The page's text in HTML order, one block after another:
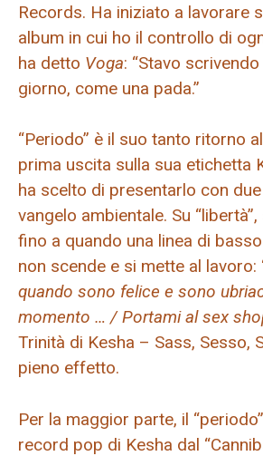
Records. Ha iniziato a lavorare
album in cui ho il controllo di
ha detto Voga: “Stavo
giorno, come una pada.”
“Periodo” è il suo tanto ritorno
prima uscita sulla sua etichetta
ha scelto di presentarlo con
vangelo ambientale. Su
fino a quando una linea di
non scende e si mette al lavoro:
quando sono felice e sono
momento … / Portami al sex
Trinità di Kesha – Sass, Sesso,
pieno effetto.
Per la maggior parte, il
record pop di Kesha dal